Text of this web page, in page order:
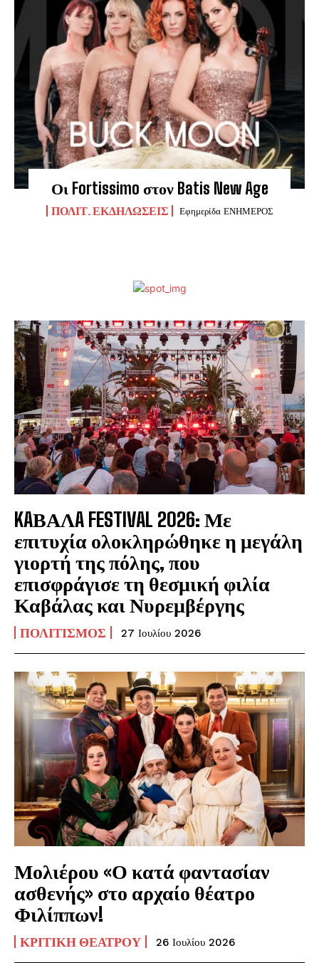
Οι Fortissimo στον Batis New Age
ΠΟΛΙΤ. ΕΚΔΗΛΏΣΕΙΣ Εφημερίδα ΕΝΗΜΕΡΟΣ
KAΒΑΛA FESTIVAL 2026: Με
επιτυχία ολοκληρώθηκε η μεγάλη
γιορτή της πόλης, που
επισφράγισε τη θεσμική φιλία
Καβάλας και Νυρεμβέργης
ΠΟΛΙΤΙΣΜΌΣ 27 Ιουλίου 2026
Μολιέρου «Ο κατά φαντασίαν
ασθενής» στο αρχαίο θέατρο
Φιλίππων!
ΚΡΙΤΙΚΉ ΘΕΆΤΡΟΥ 26 Ιουλίου 2026